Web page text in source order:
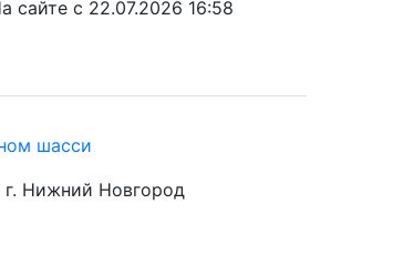
сайте с 22.07.2026 16:58
шасси
г. Нижний Новгород